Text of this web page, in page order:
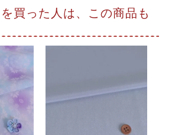
買った人は、この商品も